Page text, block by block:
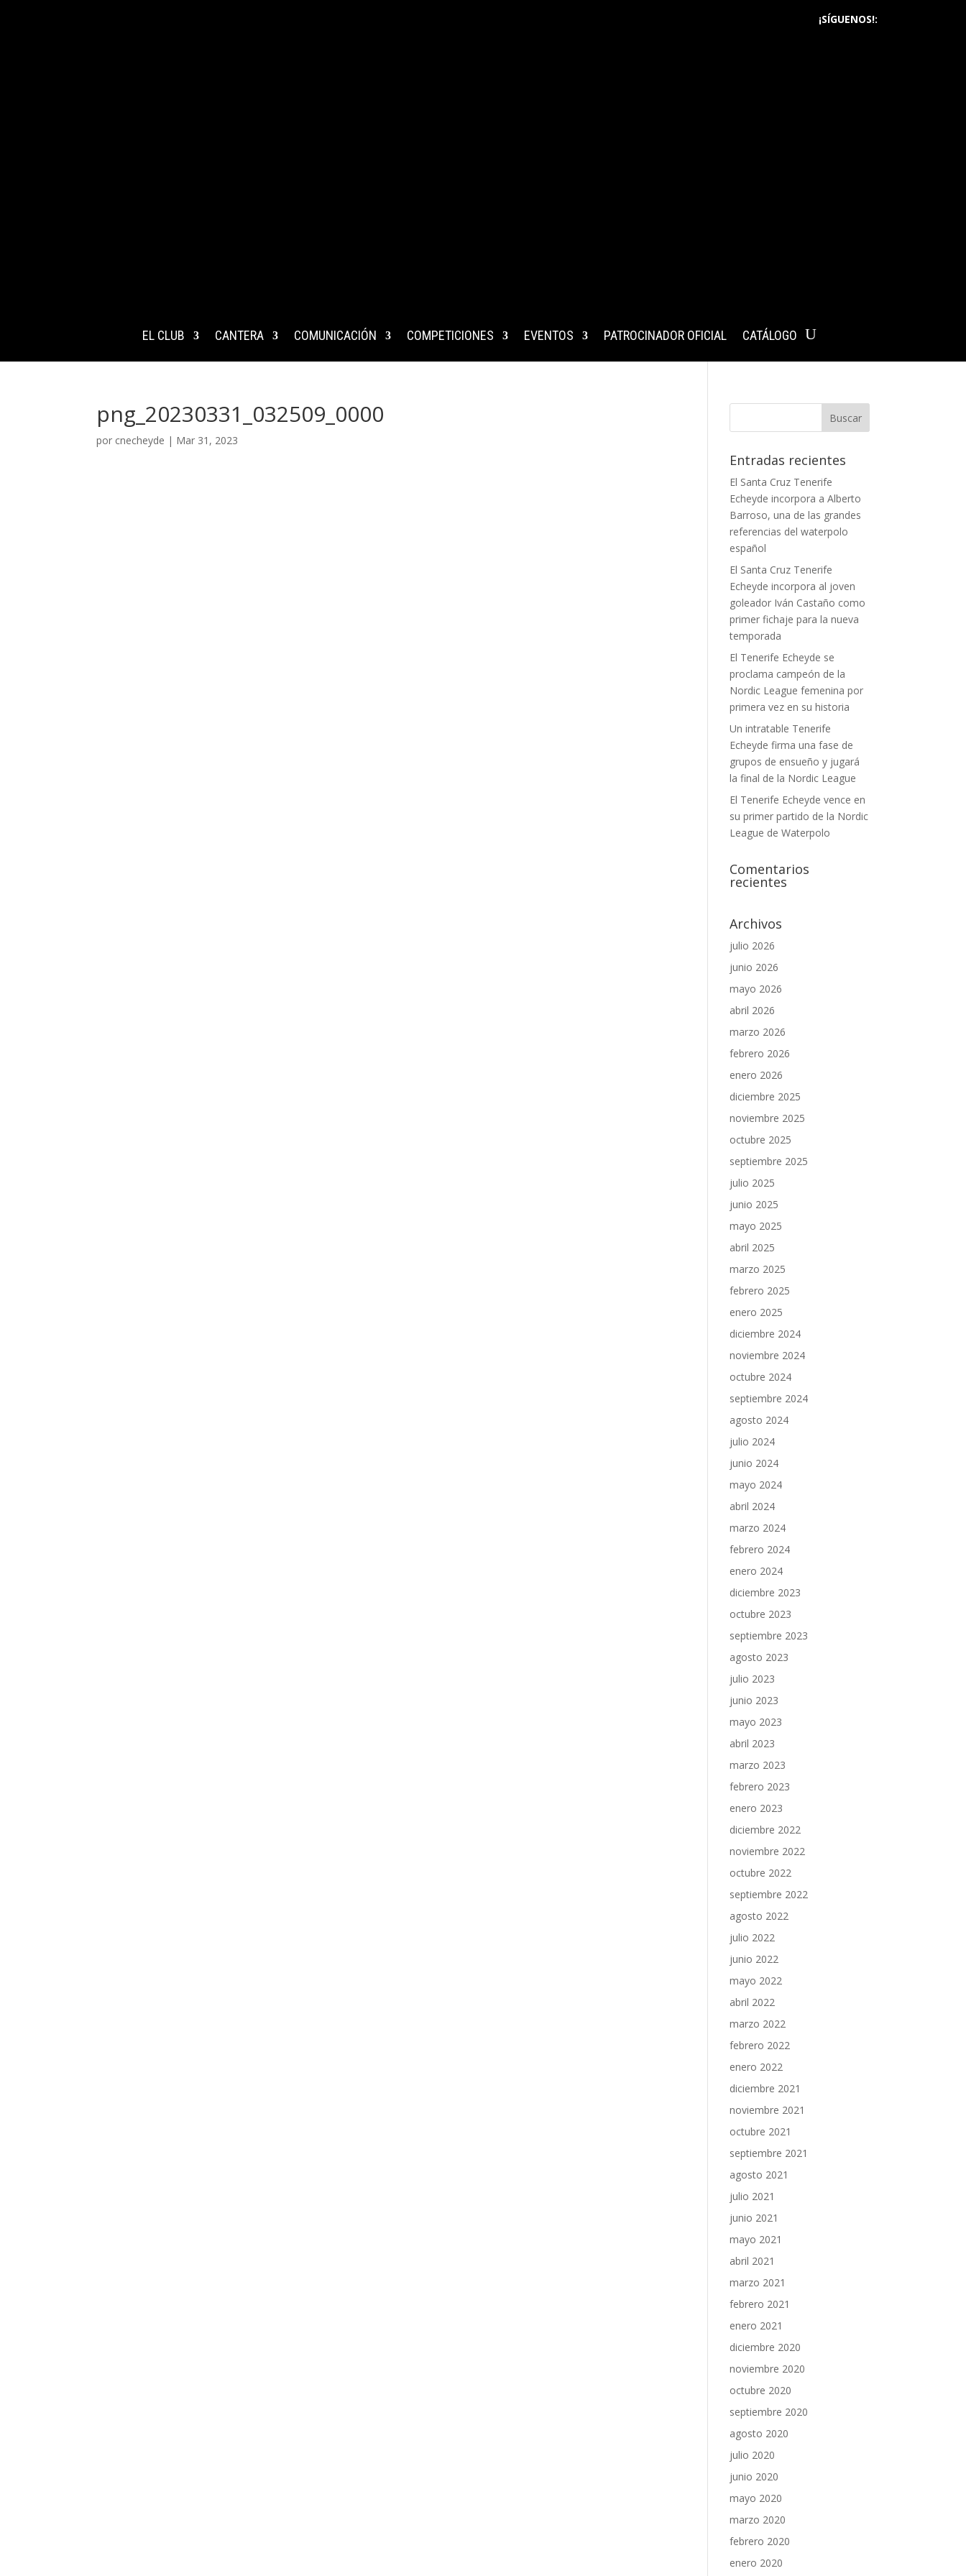
¡SÍGUENOS!:
EL CLUB CANTERA COMUNICACIÓN COMPETICIONES EVENTOS PATROCINADOR OFICIAL CATÁLOGO
png_20230331_032509_0000
por cnecheyde | Mar 31, 2023
Entradas recientes
El Santa Cruz Tenerife
Echeyde incorpora a Alberto
Barroso, una de las grandes
referencias del waterpolo
español
El Santa Cruz Tenerife
Echeyde incorpora al joven
goleador Iván Castaño como
primer fichaje para la nueva
temporada
El Tenerife Echeyde se
proclama campeón de la
Nordic League femenina por
primera vez en su historia
Un intratable Tenerife
Echeyde firma una fase de
grupos de ensueño y jugará
la final de la Nordic League
El Tenerife Echeyde vence en
su primer partido de la Nordic
League de Waterpolo
Comentarios
recientes
Archivos
julio 2026
junio 2026
mayo 2026
abril 2026
marzo 2026
febrero 2026
enero 2026
diciembre 2025
noviembre 2025
octubre 2025
septiembre 2025
julio 2025
junio 2025
mayo 2025
abril 2025
marzo 2025
febrero 2025
enero 2025
diciembre 2024
noviembre 2024
octubre 2024
septiembre 2024
agosto 2024
julio 2024
junio 2024
mayo 2024
abril 2024
marzo 2024
febrero 2024
enero 2024
diciembre 2023
octubre 2023
septiembre 2023
agosto 2023
julio 2023
junio 2023
mayo 2023
abril 2023
marzo 2023
febrero 2023
enero 2023
diciembre 2022
noviembre 2022
octubre 2022
septiembre 2022
agosto 2022
julio 2022
junio 2022
mayo 2022
abril 2022
marzo 2022
febrero 2022
enero 2022
diciembre 2021
noviembre 2021
octubre 2021
septiembre 2021
agosto 2021
julio 2021
junio 2021
mayo 2021
abril 2021
marzo 2021
febrero 2021
enero 2021
diciembre 2020
noviembre 2020
octubre 2020
septiembre 2020
agosto 2020
julio 2020
junio 2020
mayo 2020
marzo 2020
febrero 2020
enero 2020